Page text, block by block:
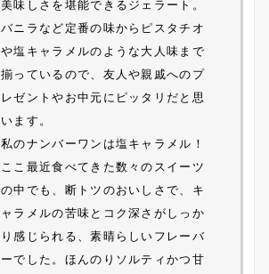
美味しさを堪能できるジェラート。
バニラなど定番の味からピスタチオ
や塩キャラメルのような大人味まで
揃っているので、友人や親戚へのプ
レゼントやお中元にピッタリだと思
います。
私のナンバーワンは塩キャラメル！
ここ最近食べてきた数々のスイーツ
の中でも、断トツのおいしさで、キ
ャラメルの苦味とコク深さがしっか
り感じられる、素晴らしいフレーバ
ーでした。ほんのりソルティかつ甘